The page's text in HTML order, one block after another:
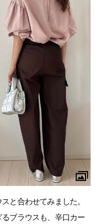
と合わせてみました。
ブラウスも、辛口カー